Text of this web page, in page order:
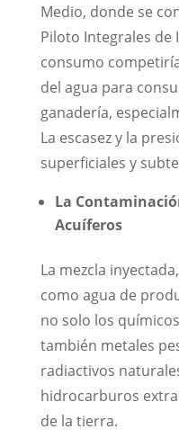
Medio, donde se
Piloto Integrales de
consumo
del agua para
ganadería,
La escasez y la
superficiales y
La
Acuíferos
La mezcla
como agua de
no solo los
también metales
radiactivos
hidrocarburos
de la tierra.